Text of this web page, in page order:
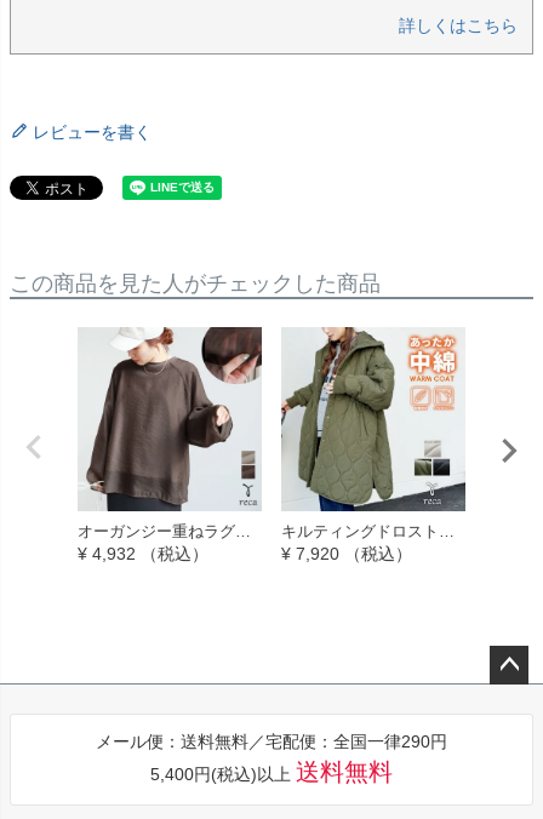
詳しくはこちら
レビューを書く
この商品を見た人がチェックした商品
オーガンジー重ねラグラ
ンロングTシャツ(day2529
26) reca レカ メール便発
¥ 4,932 （税込）
キルティングドロストフ
ードコート(y8127) 宅配
¥ 7,920 （税込）
メール便：送料無料／宅配便：全国一律290円
5,400円(税込)以上 送料無料